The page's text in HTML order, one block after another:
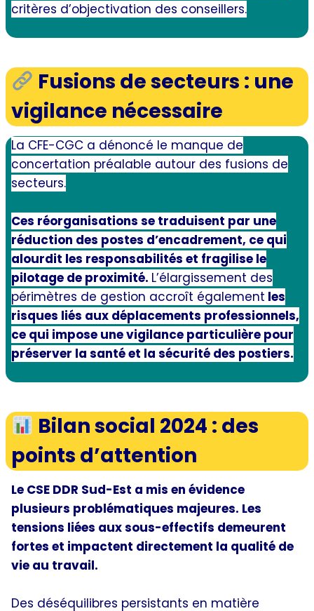
critères d’objectivation des conseillers.
Fusions de secteurs : une
vigilance nécessaire
La CFE-CGC a dénoncé le manque de
concertation préalable autour des fusions de
secteurs.
Ces réorganisations se traduisent par une
réduction des postes d’encadrement, ce qui
alourdit les responsabilités et fragilise le
pilotage de proximité. L’élargissement des
périmètres de gestion accroît également les
risques liés aux déplacements professionnels,
ce qui impose une vigilance particulière pour
préserver la santé et la sécurité des postiers.
Bilan social 2024 : des
points d’attention
Le CSE DDR Sud-Est a mis en évidence
plusieurs problématiques majeures. Les
tensions liées aux sous-effectifs demeurent
fortes et impactent directement la qualité de
vie au travail.
Des déséquilibres persistants en matière